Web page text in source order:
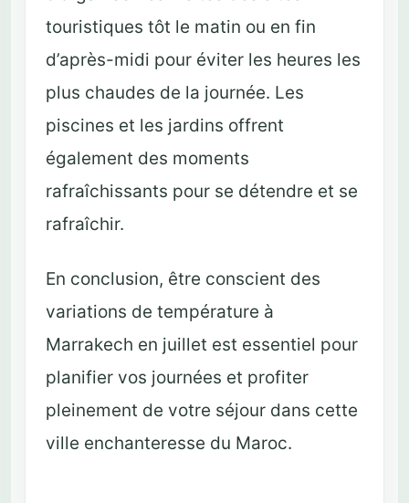
touristiques tôt le matin ou en fin
d’après-midi pour éviter les heures les
plus chaudes de la journée. Les
piscines et les jardins offrent
également des moments
rafraîchissants pour se détendre et se
rafraîchir.
En conclusion, être conscient des
variations de température à
Marrakech en juillet est essentiel pour
planifier vos journées et profiter
pleinement de votre séjour dans cette
ville enchanteresse du Maroc.